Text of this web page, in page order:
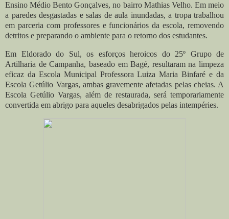
Ensino Médio Bento Gonçalves, no bairro Mathias Velho. Em meio
a paredes desgastadas e salas de aula inundadas, a tropa trabalhou
em parceria com professores e funcionários da escola, removendo
detritos e preparando o ambiente para o retorno dos estudantes.
Em Eldorado do Sul, os esforços heroicos do 25º Grupo de
Artilharia de Campanha, baseado em Bagé, resultaram na limpeza
eficaz da Escola Municipal Professora Luiza Maria Binfaré e da
Escola Getúlio Vargas, ambas gravemente afetadas pelas cheias. A
Escola Getúlio Vargas, além de restaurada, será temporariamente
convertida em abrigo para aqueles desabrigados pelas intempéries.